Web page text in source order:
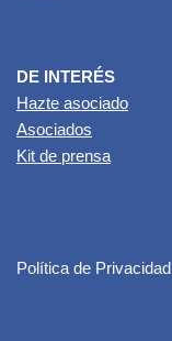
DE INTERÉS
Hazte asociado
Asociados
Kit de prensa
Política de Privacidad